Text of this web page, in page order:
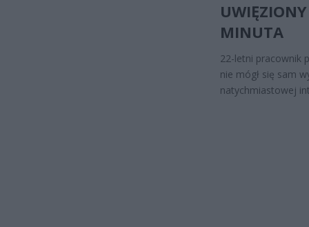
MINUTA
22-letni pracownik
nie mógł się sam
natychmiastowej